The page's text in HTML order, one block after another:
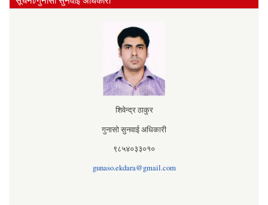
शिवेन्द्र ठाकुर
गुनासो सुनवाई अधिकारी
९८५४०३३०१०
gunaso.ekdara@gmail.com